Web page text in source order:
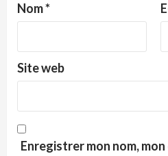
Nom*
Site web
Enregistrer mon nom,